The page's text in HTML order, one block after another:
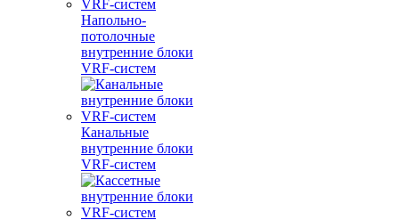
Напольно-
потолочные
внутренние блоки
VRF-систем
Канальные
внутренние блоки
VRF-систем